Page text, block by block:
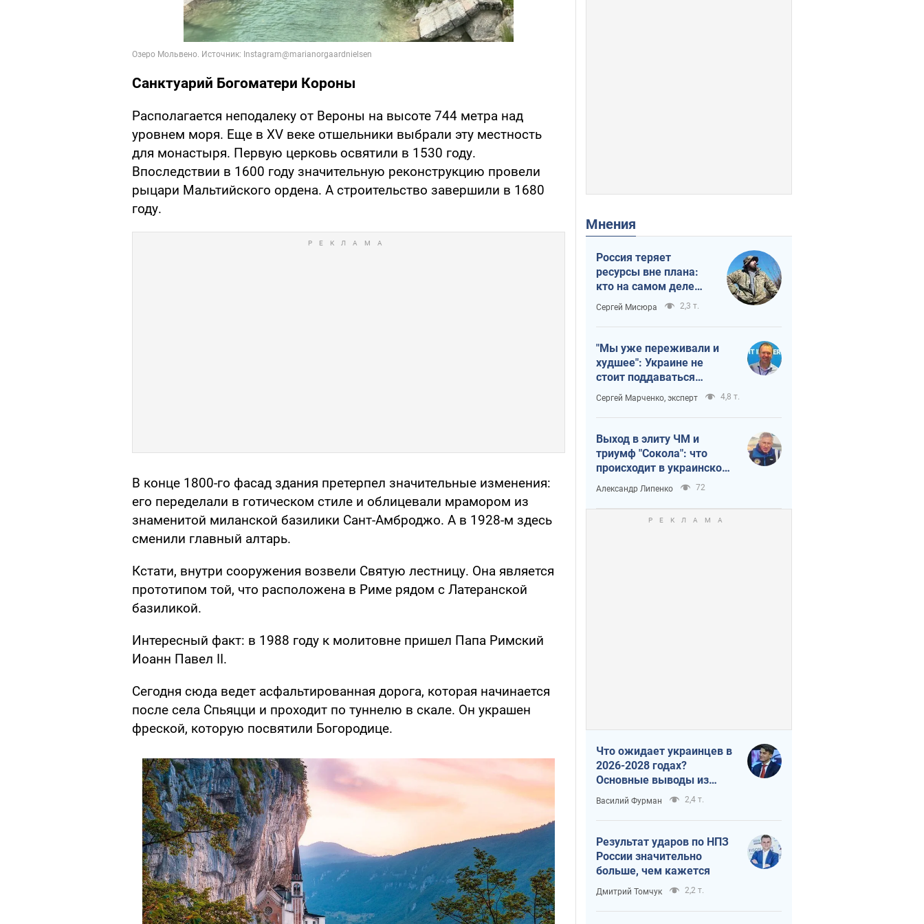
Санктуарий Богоматери Короны
Располагается неподалеку от Вероны на высоте 744 метра над
уровнем моря. Еще в XV веке отшельники выбрали эту местность
для монастыря. Первую церковь освятили в 1530 году.
Впоследствии в 1600 году значительную реконструкцию провели
рыцари Мальтийского ордена. А строительство завершили в 1680
году.
В конце 1800-го фасад здания претерпел значительные изменения:
его переделали в готическом стиле и облицевали мрамором из
знаменитой миланской базилики Сант-Амброджо. А в 1928-м здесь
сменили главный алтарь.
Кстати, внутри сооружения возвели Святую лестницу. Она является
прототипом той, что расположена в Риме рядом с Латеранской
базиликой.
Интересный факт: в 1988 году к молитовне пришел Папа Римский
Иоанн Павел II.
Сегодня сюда ведет асфальтированная дорога, которая начинается
после села Спьяцци и проходит по туннелю в скале. Он украшен
фреской, которую посвятили Богородице.
Мнения
Россия теряет
ресурсы вне плана:
кто на самом деле
диктует темп войны
Сергей Мисюра 2,3 т.
"Мы уже переживали и
худшее": Украине не
стоит поддаваться
отчаянию из-за
ракетного террора
Сергей Марченко, эксперт 4,8 т.
Выход в элиту ЧМ и
триумф "Сокола": что
происходит в украинском
хоккее
Александр Липенко 72
Что ожидает украинцев в
2026-2028 годах?
Основные выводы из
новых прогнозов от НБУ
Василий Фурман 2,4 т.
Результат ударов по НПЗ
России значительно
больше, чем кажется
Дмитрий Томчук 2,2 т.